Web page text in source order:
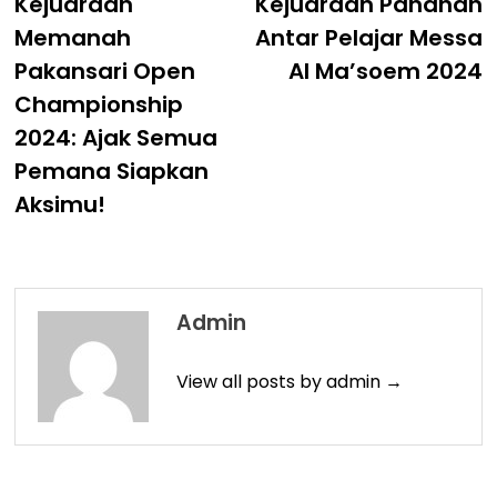
Navigation
Memanah
Pakansari Open
Championship
2024: Ajak Semua
Pemana Siapkan
Aksimu!
Antar Pelajar Messa
Al Ma’soem 2024
Admin
View all posts by admin →